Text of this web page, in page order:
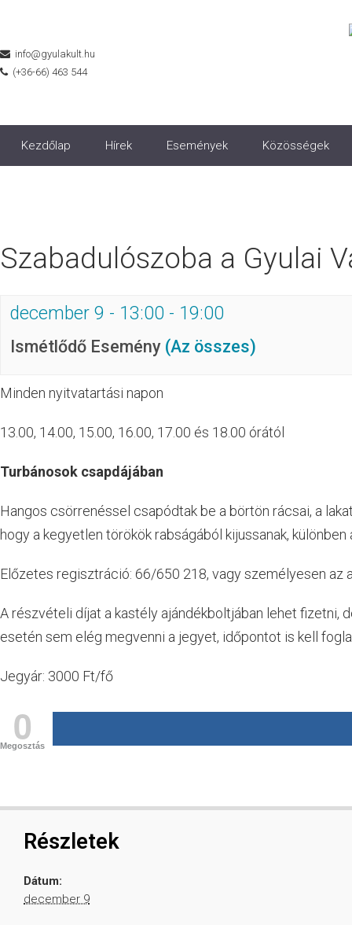
info@gyulakult.hu
(+36-66) 463 544
Kezdőlap Hírek Események Közösségek
Szabadulószoba a Gyulai
december 9 - 13:00 - 19:00
Ismétlődő Esemény (Az összes)
Minden nyitvatartási napon
13.00, 14.00, 15.00, 16.00, 17.00 és 18.00 órától
Turbánosok csapdájában
Hangos csörrenéssel csapódtak be a börtön rácsai, a
hogy a kegyetlen törökök rabságából kijussanak,
Előzetes regisztráció: 66/650 218, vagy személyesen az
A részvételi díjat a kastély ajándékboltjában lehet fizetni,
esetén sem elég megvenni a jegyet, időpontot is kell
Jegyár: 3000 Ft/fő
0
Megosztás
Részletek
Dátum:
december 9